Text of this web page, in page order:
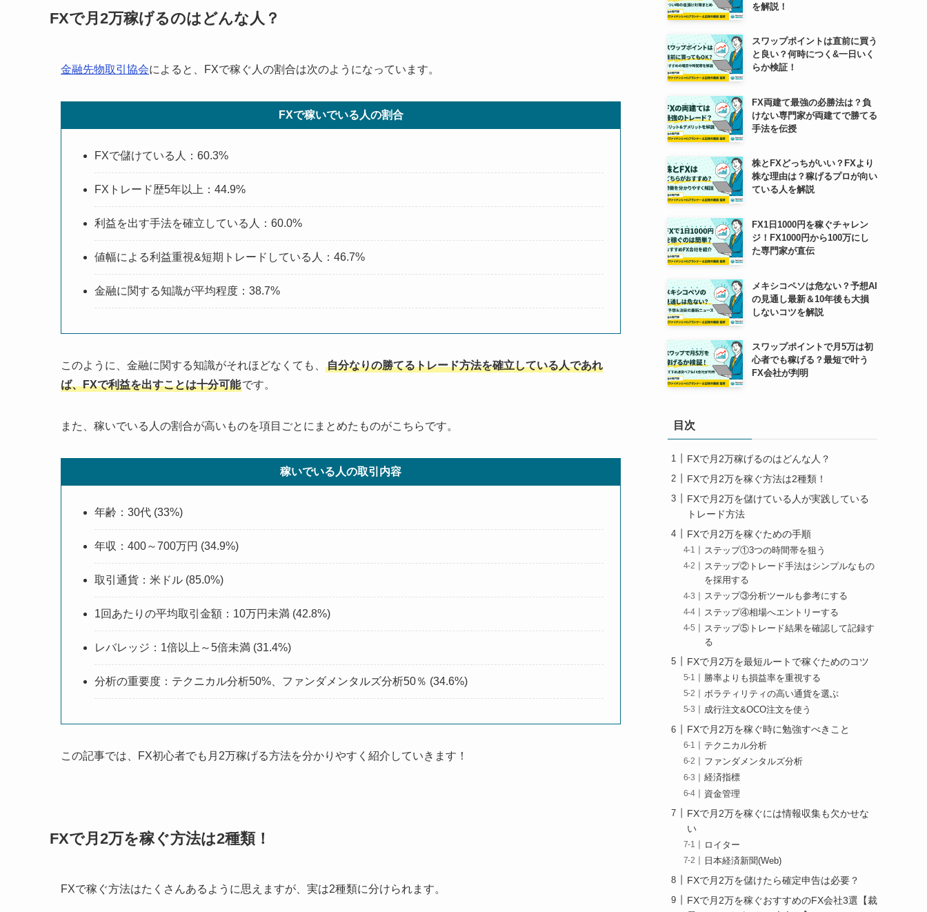
FXで月2万稼げるのはどんな人？
金融先物取引協会によると、FXで稼ぐ人の割合は次のようになっています。
FXで稼いでいる人の割合
FXで儲けている人：60.3%
FXトレード歴5年以上：44.9%
利益を出す手法を確立している人：60.0%
値幅による利益重視&短期トレードしている人：46.7%
金融に関する知識が平均程度：38.7%
このように、金融に関する知識がそれほどなくても、
自分なりの勝てるトレード方法を確立している人であれ
ば、FXで利益を出すことは十分可能です。
また、稼いでいる人の割合が高いものを項目ごとにまとめたものがこちらです。
稼いでいる人の取引内容
年齢：30代 (33%)
年収：400～700万円 (34.9%)
取引通貨：米ドル (85.0%)
1回あたりの平均取引金額：10万円未満 (42.8%)
レバレッジ：1倍以上～5倍未満 (31.4%)
分析の重要度：テクニカル分析50%、ファンダメンタルズ分析50％ (34.6%)
この記事では、FX初心者でも月2万稼げる方法を分かりやすく紹介していきます！
FXで月2万を稼ぐ方法は2種類！
FXで稼ぐ方法はたくさんあるように思えますが、実は2種類に分けられます。
を解説！
スワップポイントは直前に買う
と良い？何時につく&一日いく
らか検証！
FX両建て最強の必勝法は？負
けない専門家が両建てで勝てる
手法を伝授
株とFXどっちがいい？FXより
株な理由は？稼げるプロが向い
ている人を解説
FX1日1000円を稼ぐチャレン
ジ！FX1000円から100万にし
た専門家が直伝
メキシコペソは危ない？予想AI
の見通し最新＆10年後も大損
しないコツを解説
スワップポイントで月5万は初
心者でも稼げる？最短で叶う
FX会社が判明
目次
FXで月2万稼げるのはどんな人？
FXで月2万を稼ぐ方法は2種類！
FXで月2万を儲けている人が実践している
トレード方法
FXで月2万を稼ぐための手順
ステップ①3つの時間帯を狙う
ステップ②トレード手法はシンプルなもの
を採用する
ステップ③分析ツールも参考にする
ステップ④相場へエントリーする
ステップ⑤トレード結果を確認して記録す
る
FXで月2万を最短ルートで稼ぐためのコツ
勝率よりも損益率を重視する
ボラティリティの高い通貨を選ぶ
成行注文&OCO注文を使う
FXで月2万を稼ぐ時に勉強すべきこと
テクニカル分析
ファンダメンタルズ分析
経済指標
資金管理
FXで月2万を稼ぐには情報収集も欠かせな
い
ロイター
日本経済新聞(Web)
FXで月2万を儲けたら確定申告は必要？
FXで月2万を稼ぐおすすめのFX会社3選【裁